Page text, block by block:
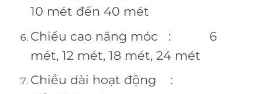
10 mét đến 40 mét
Chiều cao nâng móc : 6
mét, 12 mét, 18 mét, 24 mét
Chiều dài hoạt động :